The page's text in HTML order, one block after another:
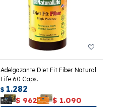
Adelgazante Diet Fit Fiber Natural
Life 60 Caps.
$ 1.282
$ 962 $ 1.090